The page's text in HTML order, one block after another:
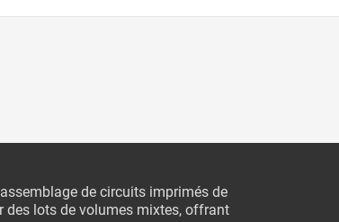
de circuits imprimés de
des lots de volumes mixtes, offrant